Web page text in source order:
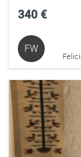
340 €
FW